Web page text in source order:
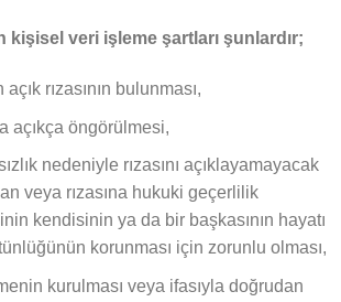
kişisel veri işleme şartları şunlardır;
açık rızasının bulunması,
açıkça öngörülmesi,
nedeniyle rızasını açıklayamayacak
veya rızasına hukuki geçerlilik
kendisinin ya da bir başkasının hayatı
korunması için zorunlu olması,
kurulması veya ifasıyla doğrudan